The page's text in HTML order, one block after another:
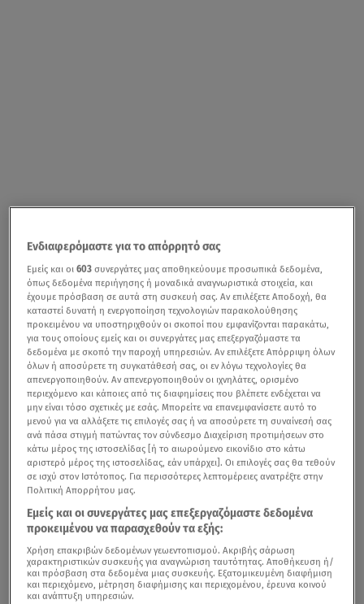
Ενδιαφερόμαστε για το απόρρητό σας
Εμείς και οι603 συνεργάτες μας αποθηκεύουμε προσωπικά δεδομένα,
όπως δεδομένα περιήγησης ή μοναδικά αναγνωριστικά στοιχεία, και
έχουμε πρόσβαση σε αυτά στη συσκευή σας. Αν επιλέξετε Αποδοχή, θα
καταστεί δυνατή η ενεργοποίηση τεχνολογιών παρακολούθησης
προκειμένου να υποστηριχθούν οι σκοποί που εμφανίζονται παρακάτω,
για τους οποίους εμείς και οι συνεργάτες μας επεξεργαζόμαστε τα
δεδομένα με σκοπό την παροχή υπηρεσιών. Αν επιλέξετε Απόρριψη όλων
όλων ή αποσύρετε τη συγκατάθεσή σας, οι εν λόγω τεχνολογίες θα
απενεργοποιηθούν. Αν απενεργοποιηθούν οι ιχνηλάτες, ορισμένο
περιεχόμενο και κάποιες από τις διαφημίσεις που βλέπετε ενδέχεται να
μην είναι τόσο σχετικές με εσάς. Μπορείτε να επανεμφανίσετε αυτό το
μενού για να αλλάξετε τις επιλογές σας ή να αποσύρετε τη συναίνεσή σας
ανά πάσα στιγμή πατώντας τον σύνδεσμο Διαχείριση προτιμήσεων στο
κάτω μέρος της ιστοσελίδας [ή το αιωρούμενο εικονίδιο στο κάτω
αριστερό μέρος της ιστοσελίδας, εάν υπάρχει]. Οι επιλογές σας θα τεθούν
σε ισχύ στον Ιστότοπος. Για περισσότερες λεπτομέρειες ανατρέξτε στην
Πολιτική Απορρήτου μας.
Εμείς και οι συνεργάτες μας επεξεργαζόμαστε δεδομένα
προκειμένου να παρασχεθούν τα εξής:
Χρήση επακριβών δεδομένων γεωεντοπισμού. Ακριβής σάρωση
χαρακτηριστικών συσκευής για αναγνώριση ταυτότητας. Αποθήκευση ή/
και πρόσβαση στα δεδομένα μιας συσκευής. Εξατομικευμένη διαφήμιση
και περιεχόμενο, μέτρηση διαφήμισης και περιεχομένου, έρευνα κοινού
και ανάπτυξη υπηρεσιών.